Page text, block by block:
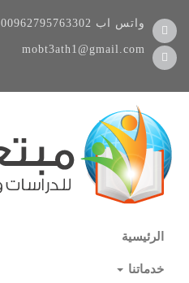
00962795763302 واتس اب
mobt3ath1@gmail.com
الرئيسية
خدماتنا